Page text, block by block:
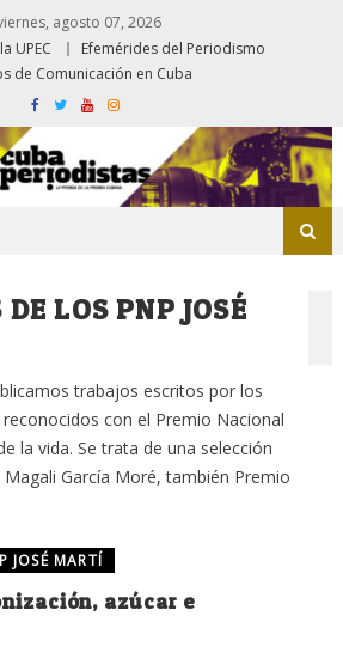
agosto 07, 2026
UPEC
Efemérides del Periodismo
de Comunicación en Cuba
LOS PNP JOSÉ
trabajos escritos por los
con el Premio Nacional
la vida. Se trata de una selección
García Moré, también Premio
JOSÉ MARTÍ
azúcar e